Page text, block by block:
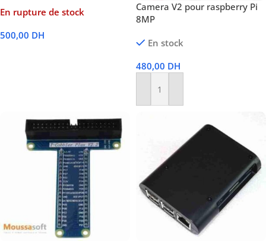
En rupture de stock
500,00 DH
Camera V2 pour raspberry Pi
8MP
En stock
480,00 DH
Ajouter Au Panier